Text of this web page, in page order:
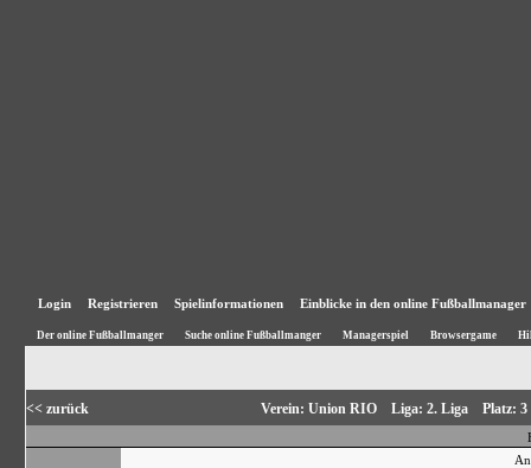
Login Registrieren Spielinformationen Einblicke in den online Fußballmanager
Der online Fußballmanger Suche online Fußballmanger Managerspiel Browsergame
<< zurück Verein: Union RIO Liga: 2. Liga Platz: